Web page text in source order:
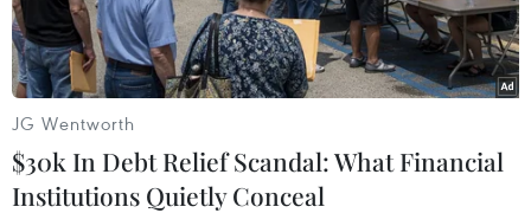
JG Wentworth
$30k In Debt Relief Scandal: What Financial
Institutions Quietly Conceal